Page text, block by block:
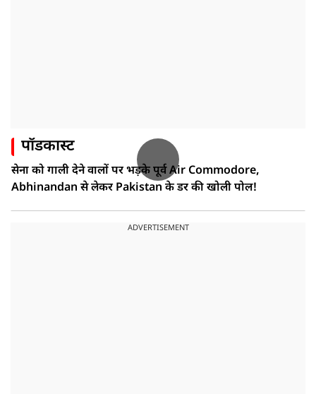
पॉडकास्ट
सेना को गाली देने वालों पर भड़के पूर्व Air Commodore,
Abhinandan से लेकर Pakistan के डर की खोली पोल!
ADVERTISEMENT